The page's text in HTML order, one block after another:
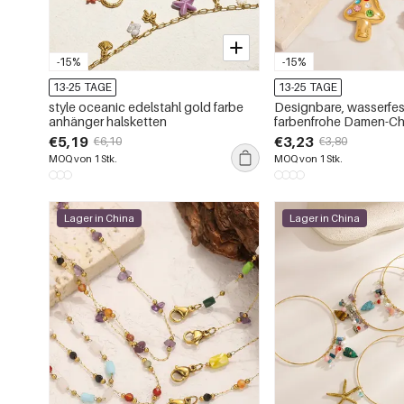
-15%
13-25 TAGE
style oceanic edelstahl gold farbe
anhänger halsketten
€5,19 €6,10
MOQ von 1 Stk.
-15%
13-25 TAGE
Designbare,
farbenfrohe Damen-
Armbänder aus
Früchtemotiven
€3,23 €3,80
MOQ von 1 Stk.
Lager in China Lager in China